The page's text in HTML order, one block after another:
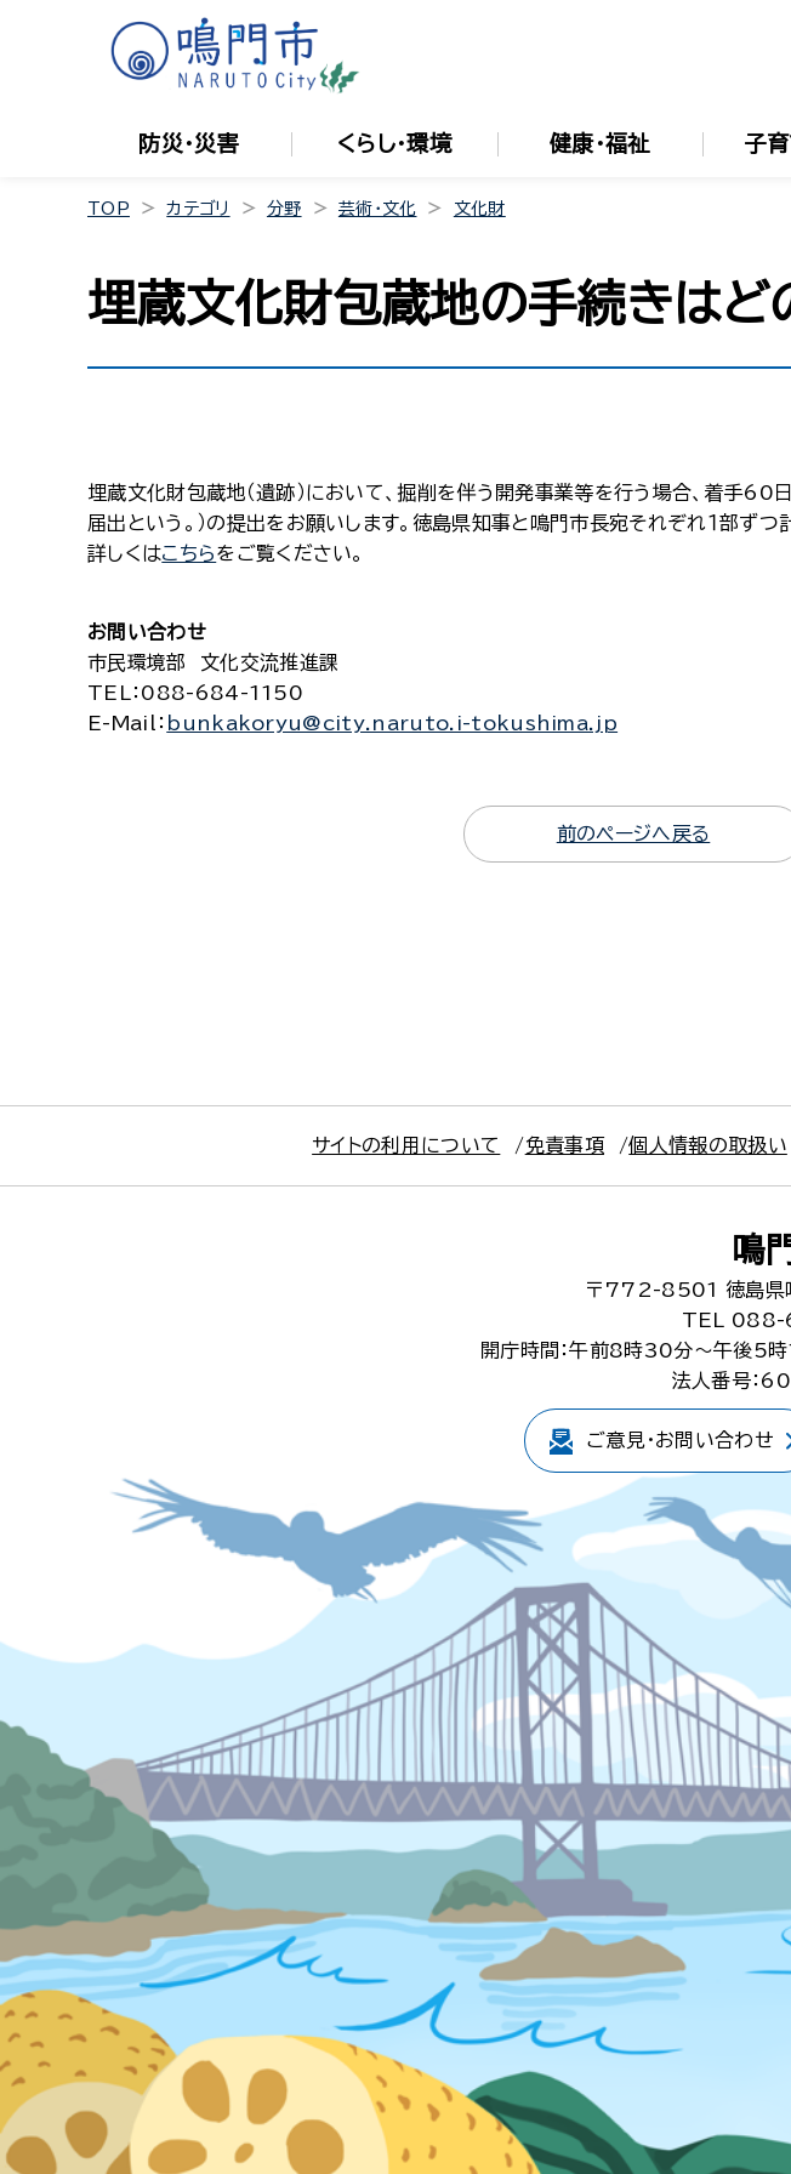
防災・災害 くらし・環境 健康・福祉 子育
TOP カテゴリ 分野 芸術・文化 文化財
埋蔵文化財包蔵地の手続きはど
埋蔵文化財包蔵地（遺跡）において、掘削を伴う開発事業等を行う場合、着手60
届出という。）の提出をお願いします。徳島県知事と鳴門市長宛それぞれ１部ず
詳しくはこちらをご覧ください。
お問い合わせ
市民環境部 文化交流推進課
TEL
：088-684-1150
E-Mail
： bunkakoryu@city.naruto.i-tokushima.jp
前のページへ戻る
サイトの利用について 免責事項 個人情報の取扱い
鳴
〒772-8501
徳島
TEL 088-
開庁時間：午前8時30分～午後5
法人番号
ご意見・お問い合わせ